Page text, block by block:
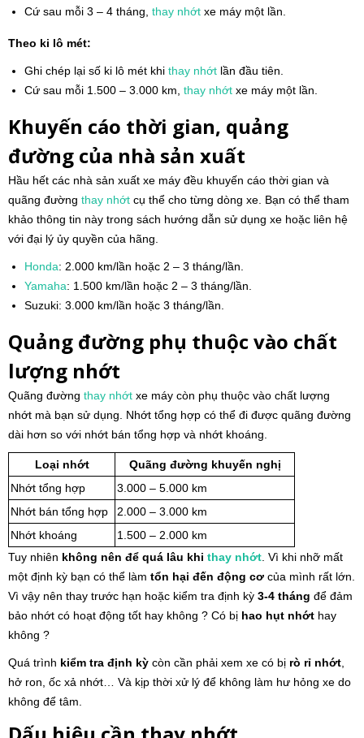
Cứ sau mỗi 3 – 4 tháng, thay nhớt xe máy một lần.
Theo ki lô mét:
Ghi chép lại số ki lô mét khi thay nhớt lần đầu tiên.
Cứ sau mỗi 1.500 – 3.000 km, thay nhớt xe máy một lần.
Khuyến cáo thời gian, quảng
đường của nhà sản xuất
Hầu hết các nhà sản xuất xe máy đều khuyến cáo thời gian và
quãng đường thay nhớt cụ thể cho từng dòng xe. Bạn có thể tham
khảo thông tin này trong sách hướng dẫn sử dụng xe hoặc liên hệ
với đại lý ủy quyền của hãng.
Honda: 2.000 km/lần hoặc 2 – 3 tháng/lần.
Yamaha: 1.500 km/lần hoặc 2 – 3 tháng/lần.
Suzuki: 3.000 km/lần hoặc 3 tháng/lần.
Quảng đường phụ thuộc vào chất
lượng nhớt
Quãng đường thay nhớt xe máy còn phụ thuộc vào chất lượng
nhớt mà bạn sử dụng. Nhớt tổng hợp có thể đi được quãng đường
dài hơn so với nhớt bán tổng hợp và nhớt khoáng.
Loại nhớt
Quãng đường khuyến nghị
Nhớt tổng hợp
3.000 – 5.000 km
Nhớt bán tổng hợp
2.000 – 3.000 km
Nhớt khoáng
1.500 – 2.000 km
Tuy nhiên không nên để quá lâu khi thay nhớt. Vì khi nhỡ mất
một định kỳ bạn có thể làm tổn hại đến động cơ của mình rất lớn.
Vì vậy nên thay trước hạn hoặc kiểm tra định kỳ 3-4 tháng để đảm
bảo nhớt có hoạt động tốt hay không ? Có bị hao hụt nhớt hay
không ?
Quá trình kiểm tra định kỳ còn cần phải xem xe có bị rò rỉ nhớt,
hở ron, ốc xả nhớt… Và kịp thời xử lý để không làm hư hỏng xe do
không để tâm.